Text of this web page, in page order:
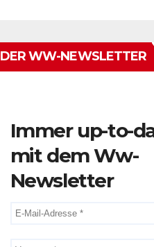
DER WW-NEWSLETTER
Immer up-to-
mit dem Ww-
Newsletter